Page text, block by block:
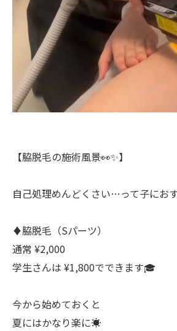
【脇脱毛の施術風景👀✨】
自己処理めんどくさい…って子にお
♦︎脇脱毛（Sパーツ）
通常 ¥2,000
学生さんは ¥1,800でできます🎓
今から始めておくと
夏にはかなり楽に☀️